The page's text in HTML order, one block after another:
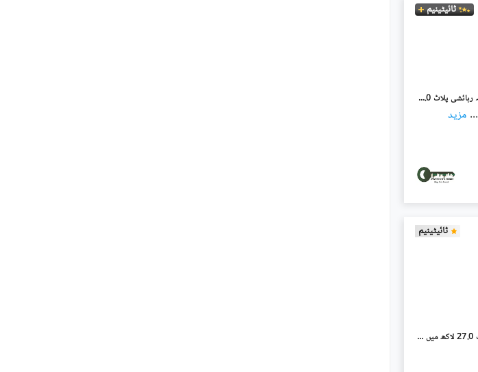
ٹائیٹینیم
روہان فراز ولاز حیدرآباد بائی پاس,حیدر آباد میں 5 مرلہ رہائشی پلاٹ 75.0 لاکھ میں برائے فروخت۔
... مزید
ٹائیٹینیم
حیدر آباد - بدین روڈ حیدر آباد میں 5 مرلہ رہائشی پلاٹ 27.0 لاکھ میں برائے فروخت۔